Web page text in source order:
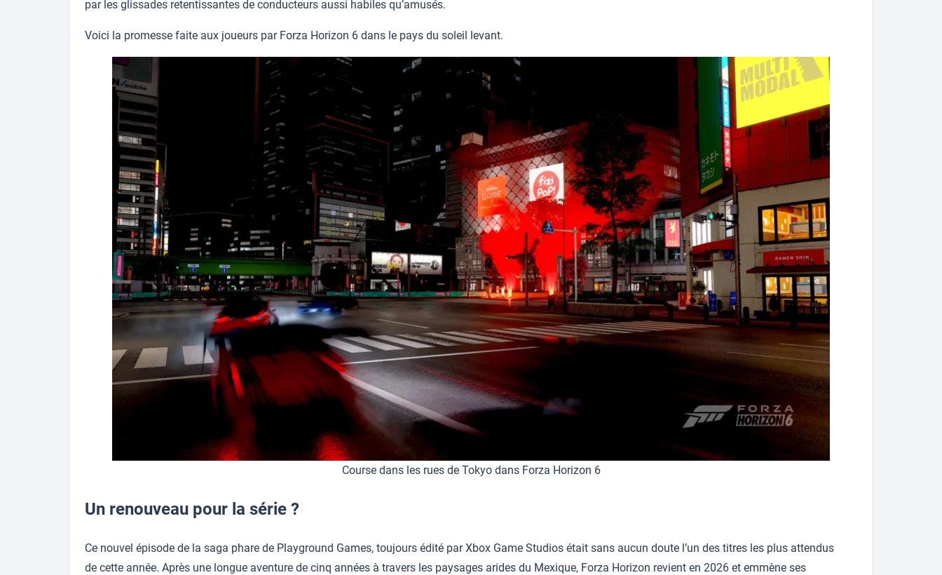
par les glissades retentissantes de conducteurs aussi habiles qu’amusés.
Voici la promesse faite aux joueurs par Forza Horizon 6 dans le pays du soleil levant.
Course dans les rues de Tokyo dans Forza Horizon 6
Un renouveau pour la série ?
Ce nouvel épisode de la saga phare de Playground Games, toujours édité par Xbox Game Studios était sans aucun doute l’un des titres les plus attendus
de cette année. Après une longue aventure de cinq années à travers les paysages arides du Mexique, Forza Horizon revient en 2026 et emmène ses